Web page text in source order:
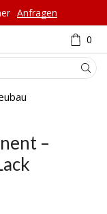
Anfragen
0
–